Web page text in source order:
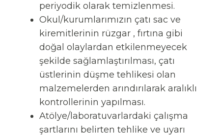
periyodik olarak temizlenmesi.
Okul/kurumlarımızın çatı sac ve
kiremitlerinin rüzgar , fırtına gibi
doğal olaylardan etkilenmeyecek
şekilde sağlamlaştırılması, çatı
üstlerinin düşme tehlikesi olan
malzemelerden arındırılarak aralıklı
kontrollerinin yapılması.
Atölye/laboratuvarlardaki çalışma
şartlarını belirten tehlike ve uyarı